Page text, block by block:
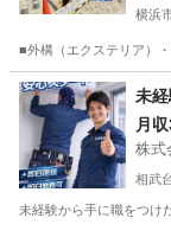
横浜
■外構（エクステリア）
神奈川 横浜市 未
月
株式
相武
未経験から手に職をつけ